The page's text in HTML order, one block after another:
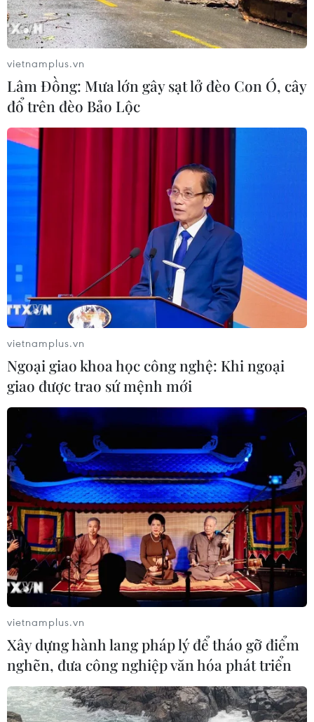
vietnamplus.vn
Lâm Đồng: Mưa lớn gây sạt lở đèo Con Ó, cây
đổ trên đèo Bảo Lộc
vietnamplus.vn
Ngoại giao khoa học công nghệ: Khi ngoại
giao được trao sứ mệnh mới
vietnamplus.vn
Xây dựng hành lang pháp lý để tháo gỡ điểm
nghẽn, đưa công nghiệp văn hóa phát triển